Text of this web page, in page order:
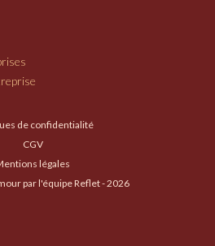
de confidentialité
CGV
légales
par l'équipe Reflet - 2026